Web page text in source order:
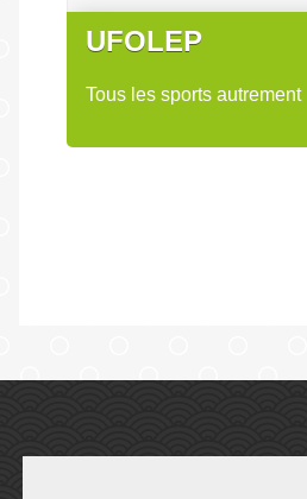
UFOLEP
Tous les sports autrement